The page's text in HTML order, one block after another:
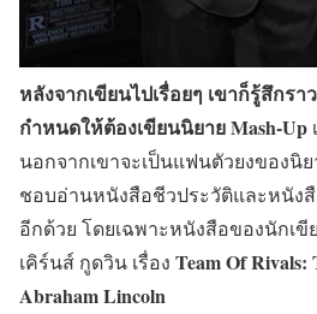
หลังจากเขียนไปเรื่อยๆ เขาก็รู้สึกร
กำหนดให้ต้องเขียนนิยาย Mash-Up
นอกจากเขาจะเป็นแฟนตัวยงของนิ
ชอบอ่านหนังสือชีวประวัติและหนัง
อีกด้วย โดยเฉพาะหนังสือของนักเ
เคิร์นส์ กูดวิน เรื่อง Team Of Rivals:
Abraham Lincoln